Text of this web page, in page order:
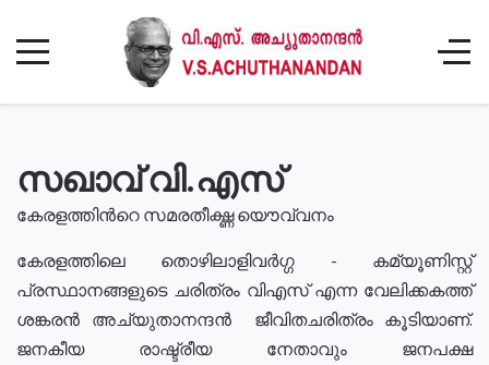
സഖാവ് വി.എസ്
കേരളത്തിൻറെ സമരതീക്ഷ്ണ യൌവ്വനം
കേരളത്തിലെ തൊഴിലാളിവർഗ്ഗ - കമ്യൂണിസ്റ്റ്
പ്രസ്ഥാനങ്ങളുടെ ചരിത്രം വിഎസ് എന്ന വേലിക്കകത്ത്
ശങ്കരൻ അച്യുതാനന്ദൻ ജീവിതചരിത്രം കൂടിയാണ്.
ജനകീയ രാഷ്ട്രീയ നേതാവും ജനപക്ഷ